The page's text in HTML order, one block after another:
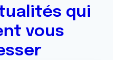
qui
vous